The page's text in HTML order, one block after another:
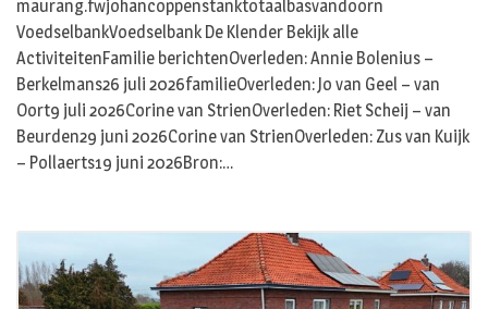
maurang.fwjohancoppenstanktotaalbasvandoorn
VoedselbankVoedselbank De Klender Bekijk alle
ActiviteitenFamilie berichtenOverleden: Annie Bolenius –
Berkelmans26 juli 2026familieOverleden: Jo van Geel – van
Oort9 juli 2026Corine van StrienOverleden: Riet Scheij – van
Beurden29 juni 2026Corine van StrienOverleden: Zus van Kuijk
– Pollaerts19 juni 2026Bron:…